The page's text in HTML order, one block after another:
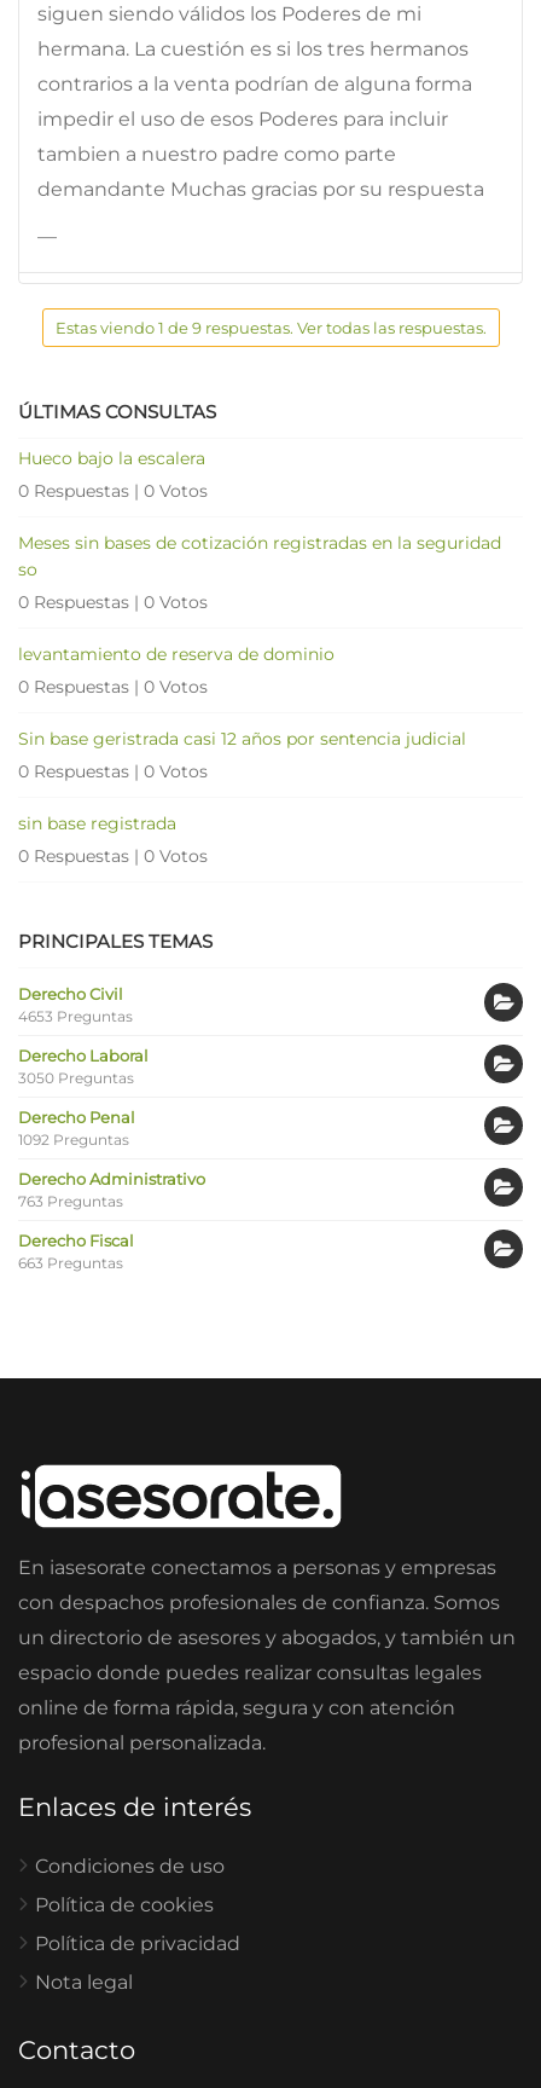
siguen siendo válidos los Poderes de mi
hermana. La cuestión es si los tres hermanos
contrarios a la venta podrían de alguna forma
impedir el uso de esos Poderes para incluir
tambien a nuestro padre como parte
demandante Muchas gracias por su respuesta
—
Estas viendo 1 de 9 respuestas. Ver todas las respuestas.
ÚLTIMAS CONSULTAS
Hueco bajo la escalera
0 Respuestas | 0 Votos
Meses sin bases de cotización registradas en la seguridad
so
0 Respuestas | 0 Votos
levantamiento de reserva de dominio
0 Respuestas | 0 Votos
Sin base geristrada casi 12 años por sentencia judicial
0 Respuestas | 0 Votos
sin base registrada
0 Respuestas | 0 Votos
PRINCIPALES TEMAS
Derecho Civil
4653 Preguntas
Derecho Laboral
3050 Preguntas
Derecho Penal
1092 Preguntas
Derecho Administrativo
763 Preguntas
Derecho Fiscal
663 Preguntas
En iasesorate conectamos a personas y empresas
con despachos profesionales de confianza. Somos
un directorio de asesores y abogados, y también un
espacio donde puedes realizar consultas legales
online de forma rápida, segura y con atención
profesional personalizada.
Enlaces de interés
Condiciones de uso
Política de cookies
Política de privacidad
Nota legal
Contacto